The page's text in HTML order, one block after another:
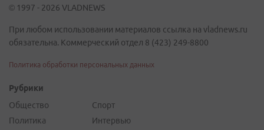
© 1997 - 2026 VLADNEWS
При любом использовании материалов ссылка на vladnews.ru
обязательна. Коммерческий отдел 8 (423) 249-8800
Политика обработки персональных данных
Рубрики
Общество
Политика
Спорт
Интервью